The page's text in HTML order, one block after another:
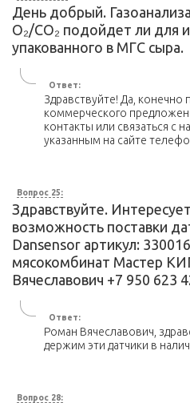
День добрый.
O₂/CO₂ подойдет ли для
упакованного в МГС сыра.
Ответ:
Здравствуйте! Да, конечно
коммерческого
контакты или связаться с
указанным на сайте
Вопрос 25:
Здравствуйте.
возможность поставки
Dansensor артикул:
мясокомбинат Мастер
Вячеславович +7 950 623
Ответ:
Роман Вячеславович,
держим эти датчики в
Вопрос 28: